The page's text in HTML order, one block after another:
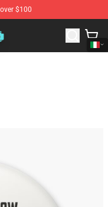
$100
Shop